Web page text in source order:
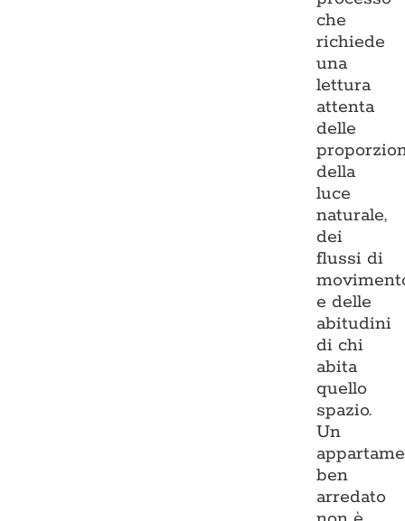
che
richiede
una
lettura
attenta
delle
della
luce
naturale,
dei
flussi di
e delle
abitudini
di chi
abita
quello
spazio.
Un
ben
arredato